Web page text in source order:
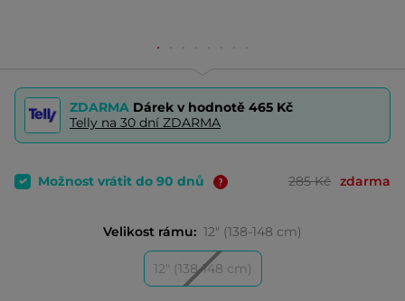
ZDARMA Dárek v hodnotě 465 Kč
Telly na 30 dní ZDARMA
Možnost vrátit do 90 dnů 285 Kč zdarma
Velikost rámu: 12" (138-148 cm)
12" (138-148 cm)